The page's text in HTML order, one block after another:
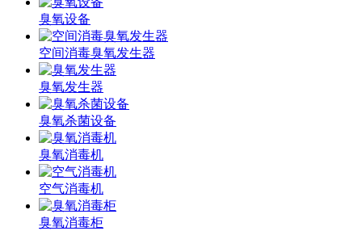
臭氧设备
空间消毒臭氧发生器
臭氧发生器
臭氧杀菌设备
臭氧消毒机
空气消毒机
臭氧消毒柜